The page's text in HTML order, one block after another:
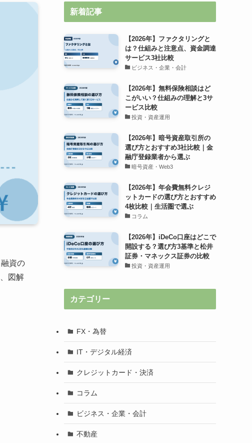
資の
図解
新着記事
【2026年】ファクタリングと
は？仕組みと注意点、資金調達
サービス3社比較
ビジネス・企業・会計
【2026年】無料保険相談はど
こがいい？仕組みの理解と3サ
ービス比較
投資・資産運用
【2026年】暗号資産取引所の
選び方とおすすめ3社比較｜金
融庁登録業者から選ぶ
暗号資産・Web3
【2026年】年会費無料クレジ
ットカードの選び方とおすすめ
4枚比較｜生活圏で選ぶ
コラム
【2026年】iDeCo口座はどこで
開設する？選び方3基準と松井
証券・マネックス証券の比較
投資・資産運用
カテゴリー
FX・為替
IT・デジタル経済
クレジットカード・決済
コラム
ビジネス・企業・会計
不動産